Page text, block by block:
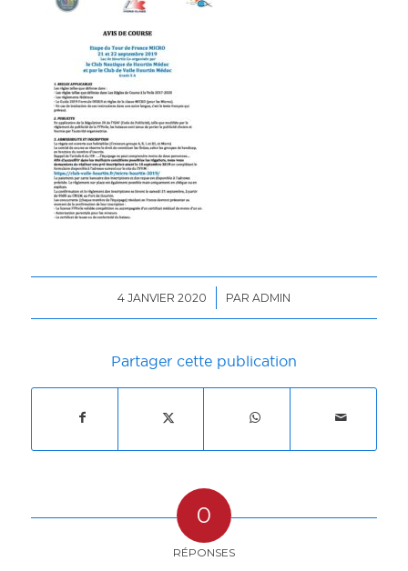
4 JANVIER 2020
/ PAR ADMIN
Partager cette publication
0
RÉPONSES